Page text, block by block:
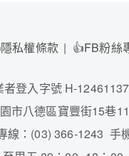
隱私權條款 👍FB粉絲
登入字號 H-
八德區寶豐街15巷
：(03) 366-1243 手